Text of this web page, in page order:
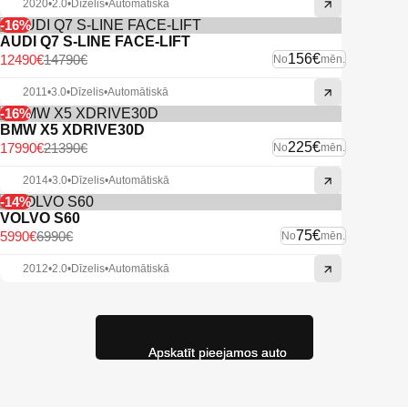
2020•2.0•Dīzelis•Automātiskā
-16%
AUDI Q7 S-LINE FACE-LIFT
No156€mēn.
14790€
12490€
2011•3.0•Dīzelis•Automātiskā
-16%
BMW X5 XDRIVE30D
No225€mēn.
21390€
17990€
2014•3.0•Dīzelis•Automātiskā
-14%
VOLVO S60
No75€mēn.
6990€
5990€
2012•2.0•Dīzelis•Automātiskā